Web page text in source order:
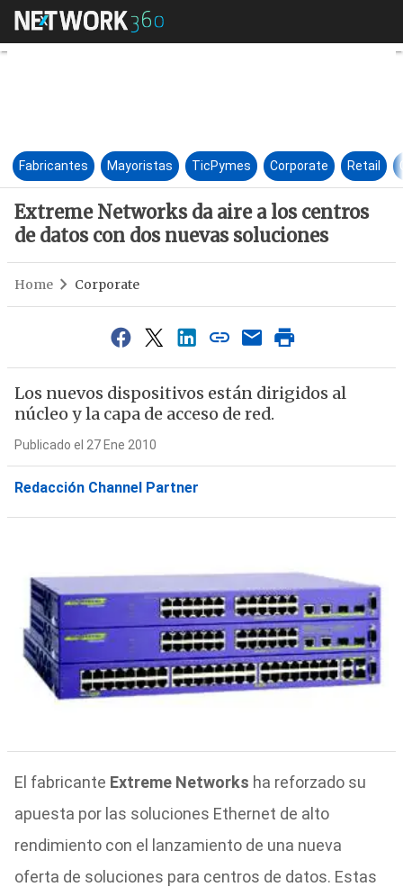
Extreme Networks da aire a
Fabricantes Mayoristas TicPymes Corporate Retail
Extreme Networks da aire a los centros
de datos con dos nuevas soluciones
Home Corporate
Los nuevos dispositivos están dirigidos al
núcleo y la capa de acceso de red.
Publicado el 27 Ene 2010
Redacción Channel Partner
El fabricante Extreme Networks ha reforzado su
apuesta por las soluciones Ethernet de alto
rendimiento con el lanzamiento de una nueva
oferta de soluciones para centros de datos. Estas